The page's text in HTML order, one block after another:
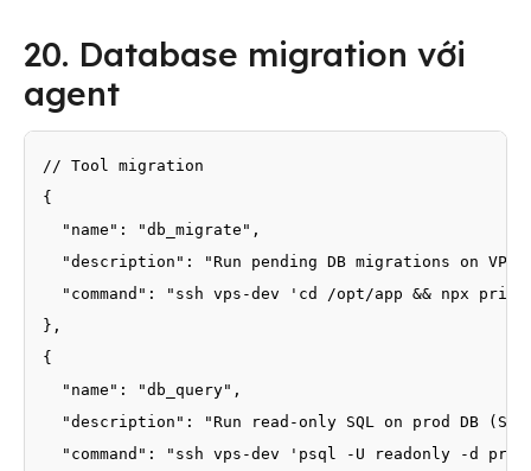
20. Database migration với
agent
// Tool migration
{
  "name": "db_migrate",
"description": "Run pending DB migrations on
"command": "ssh vps-dev 'cd /opt/app && npx
},
{
  "name": "db_query",
"description": "Run read-only SQL on prod DB
"command": "ssh vps-dev 'psql -U readonly -d